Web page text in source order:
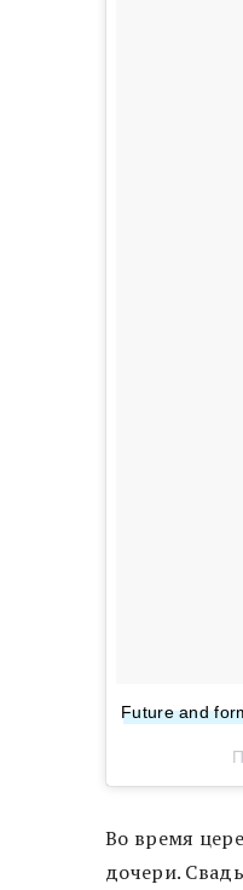
Future and
Во время
дочери.